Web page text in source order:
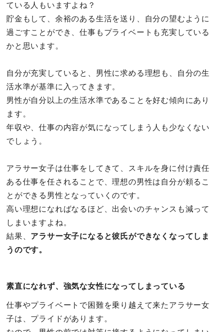
ている人もいますよね？
貯金もして、余裕のある生活を送り、自分の望むように
過ごすことができ、仕事もプライベートも充実している
かと思います。
自分が充実していると、男性に求める理想も、自分の生
活水準が基準に入ってきます。
男性が自分以上の生活水準であることを好む傾向にあり
ます。
年収や、仕事の内容が気になってしまう人も少なくない
でしょう。
アラサー女子は仕事をしてきて、スキルを身に付け責任
ある仕事を任されることで、理想の男性は自分が頼るこ
とができる男性となっていくのです。
高い理想になればなるほど、出会いのチャンスも減って
しまいますよね。
結果、 アラサー女子になると彼氏ができなくなってしま
うのです。
素直になれず、強気な女性になってしまっている
仕事やプライベートで困難を乗り越えて来たアラサー女
子は、プライドがあります。